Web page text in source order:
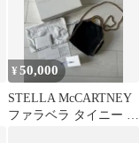
¥50,000
STELLA McCARTNEY
ファラベラ タイニー ゴ